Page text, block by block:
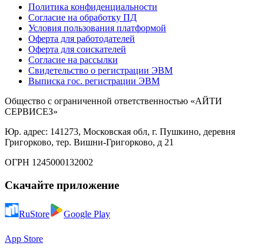
Политика конфиденциальности
Согласие на обработку ПД
Условия пользования платформой
Оферта для работодателей
Оферта для соискателей
Согласие на рассылки
Свидетельство о регистрации ЭВМ
Выписка гос. регистрации ЭВМ
Общество с ограниченной ответственностью «АЙТИ
СЕРВИСЕЗ»
Юр. адрес: 141273, Московская обл, г. Пушкино, деревня
Григорково, тер. Вишни-Григорково, д 21
ОГРН 1245000132002
Скачайте приложение
RuStore Google Play
App Store